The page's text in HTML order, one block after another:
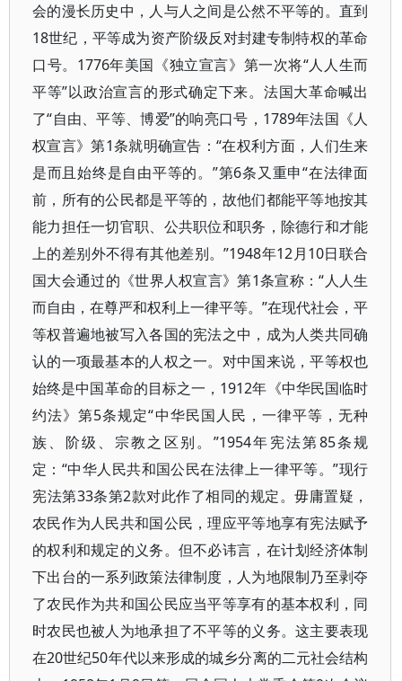
会的漫长历史中，人与人之间是公然不平等的。直到
18世纪，平等成为资产阶级反对封建专制特权的革命
口号。1776年美国《独立宣言》第一次将“人人生而
平等”以政治宣言的形式确定下来。法国大革命喊出
了“自由、平等、博爱”的响亮口号，1789年法国《人
权宣言》第1条就明确宣告：“在权利方面，人们生来
是而且始终是自由平等的。”第6条又重申“在法律面
前，所有的公民都是平等的，故他们都能平等地按其
能力担任一切官职、公共职位和职务，除德行和才能
上的差别外不得有其他差别。”1948年12月10日联合
国大会通过的《世界人权宣言》第1条宣称：“人人生
而自由，在尊严和权利上一律平等。”在现代社会，平
等权普遍地被写入各国的宪法之中，成为人类共同确
认的一项最基本的人权之一。对中国来说，平等权也
始终是中国革命的目标之一，1912年《中华民国临时
约法》第5条规定“中华民国人民，一律平等，无种
族、阶级、宗教之区别。”1954年宪法第85条规
定：“中华人民共和国公民在法律上一律平等。”现行
宪法第33条第2款对此作了相同的规定。毋庸置疑，
农民作为人民共和国公民，理应平等地享有宪法赋予
的权利和规定的义务。但不必讳言，在计划经济体制
下出台的一系列政策法律制度，人为地限制乃至剥夺
了农民作为共和国公民应当平等享有的基本权利，同
时农民也被人为地承担了不平等的义务。这主要表现
在20世纪50年代以来形成的城乡分离的二元社会结构